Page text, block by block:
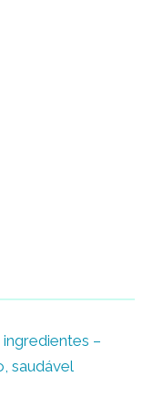
–
saudável